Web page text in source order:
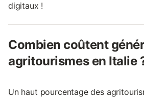
digitaux !
Combien coûtent
agritourismes en Italie
Un haut pourcentage des